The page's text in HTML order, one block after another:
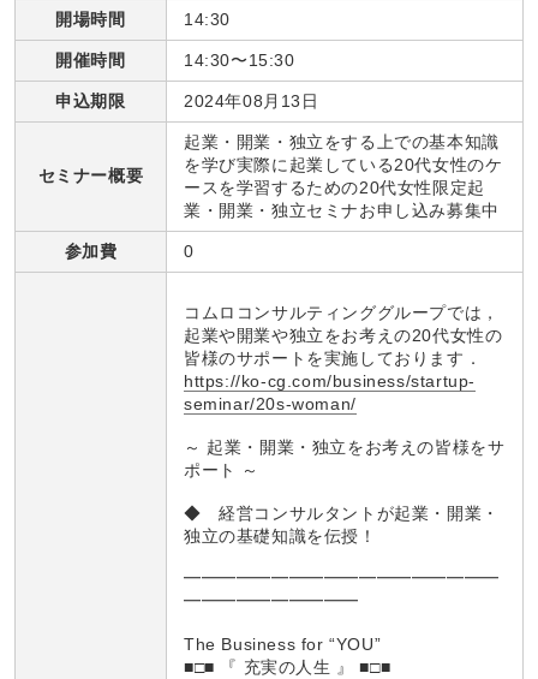
開場時間 14:30
開催時間 14:30〜15:30
申込期限 2024年08月13日
セミナー概要
起業・開業・独立をする上での基本知識
を学び実際に起業している20代女性のケ
ースを学習するための20代女性限定起
業・開業・独立セミナお申し込み募集中
参加費 0
コムロコンサルティンググループでは，
起業や開業や独立をお考えの20代女性の
皆様のサポートを実施しております．
https://ko-cg.com/business/startup-
seminar/20s-woman/
～ 起業・開業・独立をお考えの皆様をサ
ポート ～
◆ 経営コンサルタントが起業・開業・
独立の基礎知識を伝授！
━━━━━━━━━━━━━━━━━━
━━━━━━━━━━
The Business for “YOU”
■□■ 『 充実の人生 』 ■□■